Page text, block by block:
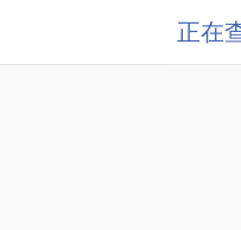
正在